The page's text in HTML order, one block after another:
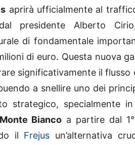
aprirà ufficialmente al
presidente Alberto
di fondamentale
di euro. Questa nuova
significativamente il
a snellire uno dei
strategico, specialmente
Bianco a partire dal
il Frejus un’alternativa